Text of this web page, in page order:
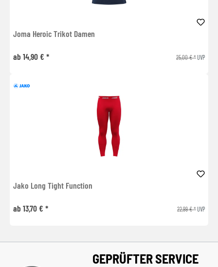
Joma Heroic Trikot Damen
ab 14,90 € * 25,00 € *UVP
Jako Long Tight Function
ab 13,70 € * 22,99 € *UVP
GEPRÜFTER SERVICE